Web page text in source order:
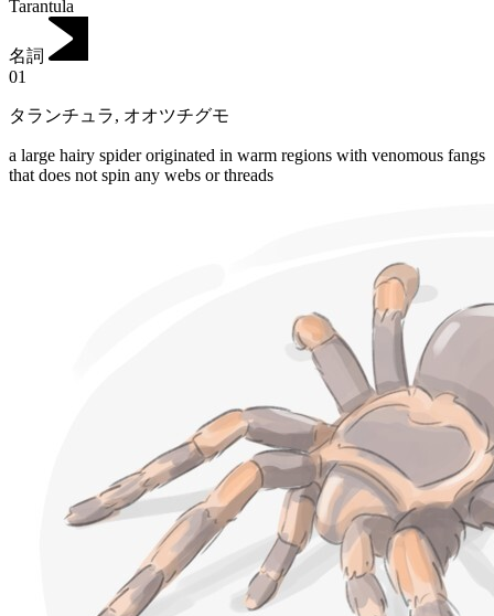
Tarantula
名詞
01
タランチュラ, オオツチグモ
a large hairy spider originated in warm regions with venomous fangs
that does not spin any webs or threads